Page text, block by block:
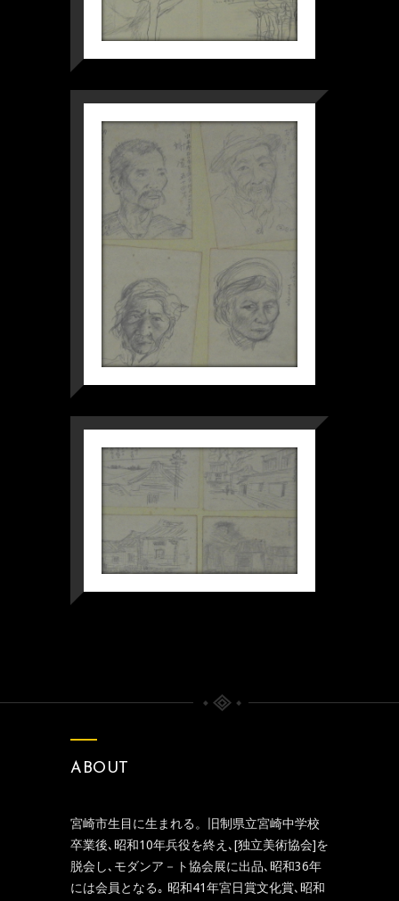
ABOUT
宮崎市生目に生まれる。旧制県立宮崎中学校
卒業後､昭和10年兵役を終え､[独立美術協会]を
脱会し､モダンア－ト協会展に出品､昭和36年
には会員となる｡ 昭和41年宮日賞文化賞､昭和